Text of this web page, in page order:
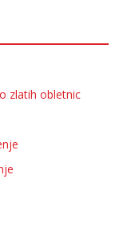
zlatih obletnic